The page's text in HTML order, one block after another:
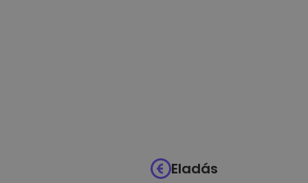
Eladás